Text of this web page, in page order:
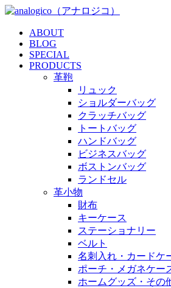
ABOUT
BLOG
SPECIAL
PRODUCTS
革鞄
リュック
ショルダーバッグ
クラッチバッグ
トートバッグ
ハンドバッグ
ビジネスバッグ
ボストンバッグ
ランドセル
革小物
財布
キーケース
ステーショナリー
ベルト
名刺入れ・カードケ
ポーチ・メガネケー
ホームグッズ・その